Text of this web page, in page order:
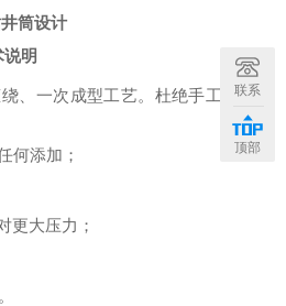
筒设计
明
、一次成型工艺。杜绝手工二次拼
何添加；
更大压力；
联系
顶部